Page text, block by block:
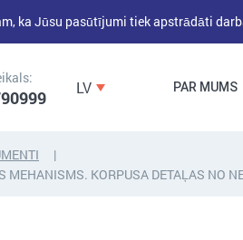
ka Jūsu pasūtījumi tiek apstrādāti
LV PAR MUMS
KORPUSA DETAĻAS NO